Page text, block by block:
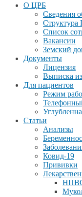
О ЦРБ
Сведения
Структура
Список
Вакансии
Земский
Документы
Лицензия
Выписка
Для пациентов
Режим
Статьи
Анализы
Ковид-19
Прививки